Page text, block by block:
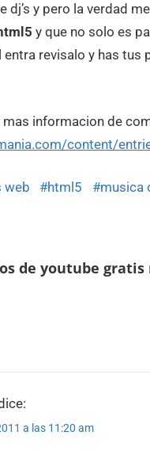
dj’s y pero la verdad
y que no solo es
revisalo y has tus
mas informacion de
content/
web html5 musica
de youtube gratis
a las 11:20 am